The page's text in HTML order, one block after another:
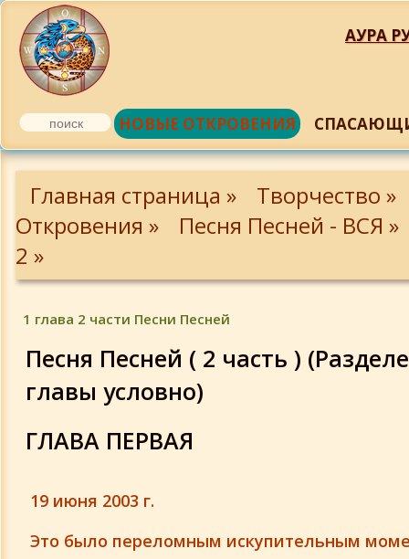
АУРА
НОВЫЕ ОТКРОВЕНИЯ
Главная страница »
Творчество »
Откровения »
Песня Песней - ВСЯ »
2 »
1 глава 2 части Песни Песней
Песня Песней ( 2 часть )
главы условно)
ГЛАВА ПЕРВАЯ
19 июня 2003 г.
Это было переломным искупительным
1 глава 2 части Песни Песней
2 глава 2 части Песни Песней
3 глава 2 части Песни Песней
4 глава 2 части Песни Песней
5 глава 2 части Песни Песней
6 глава 2 части Песни Песней
8 глава 2 части Песни Песней